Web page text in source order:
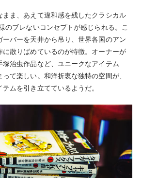
まま、あえて違和感を残したクラシカル
のブレないコンセプトが感じられる。こ
ーバーを天井から吊り、世界各国のアン
に散りばめているのが特徴。オーナーが
塚治虫作品など、ユニークなアイテム
て楽しい。和洋折衷な独特の空間が、
ムを引き立てているようだ。